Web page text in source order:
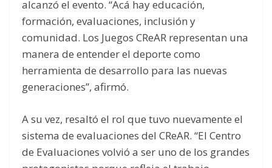
alcanzó el evento. “Acá hay educación,
formación, evaluaciones, inclusión y
comunidad. Los Juegos CReAR representan una
manera de entender el deporte como
herramienta de desarrollo para las nuevas
generaciones”, afirmó.
A su vez, resaltó el rol que tuvo nuevamente el
sistema de evaluaciones del CReAR. “El Centro
de Evaluaciones volvió a ser uno de los grandes